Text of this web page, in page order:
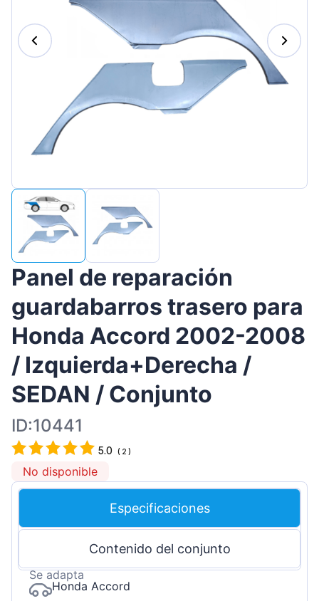
Hrvatski
Slovenian
Panel de reparación
guardabarros trasero para
Honda Accord 2002-2008
/ Izquierda+Derecha /
SEDAN / Conjunto
ID:10441
5.0 ( 2 )
No disponible
Especificaciones
Contenido del conjunto
Se adapta
Honda Accord